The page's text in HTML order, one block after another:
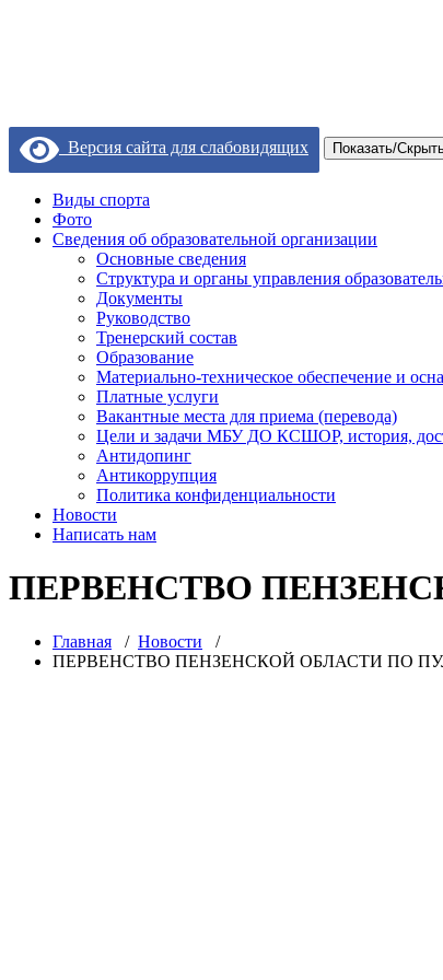
Версия сайта для слабовидящих Показать/
Виды спорта
Фото
Сведения об образовательной организации
Основные сведения
Структура и органы управления
Документы
Руководство
Тренерский состав
Образование
Материально-техническое обеспечение и
Платные услуги
Вакантные места для приема (перевода)
Цели и задачи МБУ ДО КСШОР, история,
Антидопинг
Антикоррупция
Политика конфиденциальности
Новости
Написать нам
ПЕРВЕНСТВО
Главная / Новости /
ПЕРВЕНСТВО ПЕНЗЕНСКОЙ ОБЛАСТИ ПО